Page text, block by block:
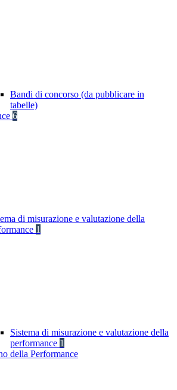
Bandi di concorso (da pubblicare in
tabelle)
6
di misurazione e valutazione della
1
Sistema di misurazione e valutazione della
performance 1
della Performance